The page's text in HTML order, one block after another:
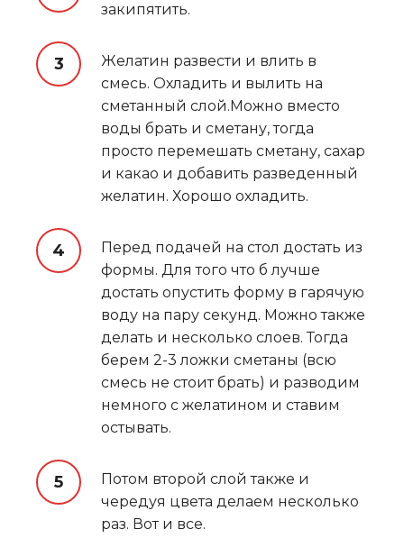
закипятить.
Желатин развести и влить в
смесь. Охладить и вылить на
сметанный слой.Можно вместо
воды брать и сметану, тогда
просто перемешать сметану, сахар
и какао и добавить разведенный
желатин. Хорошо охладить.
Перед подачей на стол достать из
формы. Для того что б лучше
достать опустить форму в гарячую
воду на пару секунд. Можно также
делать и несколько слоев. Тогда
берем 2-3 ложки сметаны (всю
смесь не стоит брать) и разводим
немного с желатином и ставим
остывать.
Потом второй слой также и
чередуя цвета делаем несколько
раз. Вот и все.